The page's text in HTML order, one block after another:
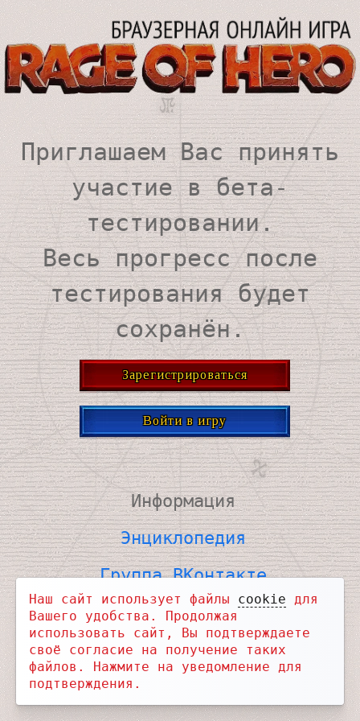
Приглашаем Вас принять
участие в бета-
тестировании.
Весь прогресс после
тестирования будет
сохранён.
Зарегистрироваться
Войти в игру
Информация
Энциклопедия
Группа ВКонтакте
ВКонтакте для связи
Telegram Новости
Telegram Чат
Наш сайт использует файлы cookie для
Вашего удобства. Продолжая
использовать сайт, Вы подтверждаете
своё согласие на получение таких
файлов. Нажмите на уведомление для
подтверждения.